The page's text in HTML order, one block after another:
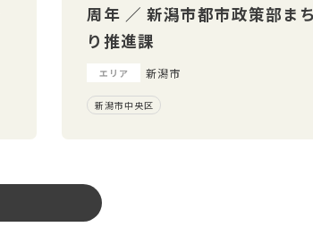
周年 ／ 新潟市都市政策部ま
り推進課
エリア 新潟市
新潟市中央区